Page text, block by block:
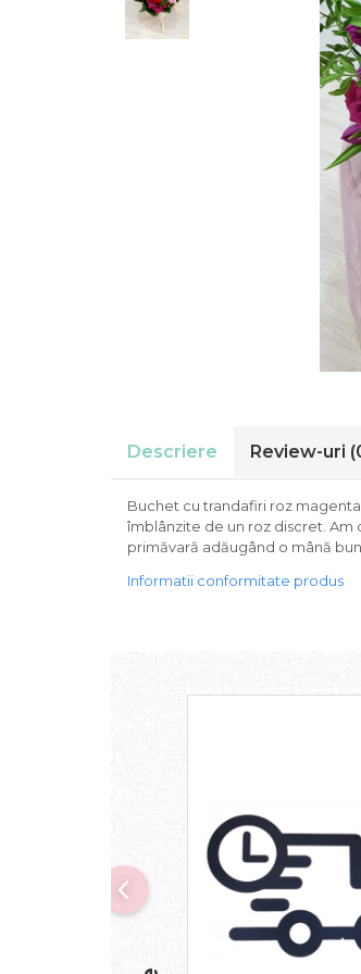
Descriere Review-uri
Buchet cu trandafiri roz
îmblânzite de un roz discret. Am
primăvară adăugând o mână
Informatii conformitate produs